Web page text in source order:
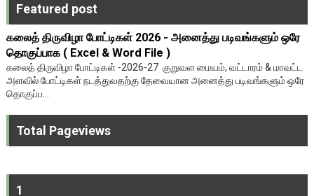
Featured post
கலைத் திருவிழா போட்டிகள் 2026 - அனைத்து படிவங்களும் ஒரே
தொகுப்பாக ( Excel & Word File )
கலைத் திருவிழா போட்டிகள் -2026-27 குறுவள மையம், வட்டாரம் & மாவட்ட
அளவில் போட்டிகள் நடத்துவதற்கு தேவையான அனைத்து படிவங்களும் ஒரே
தொகுப்ப...
Total Pageviews
1